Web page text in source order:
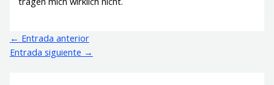
← Entrada anterior
Entrada siguiente →